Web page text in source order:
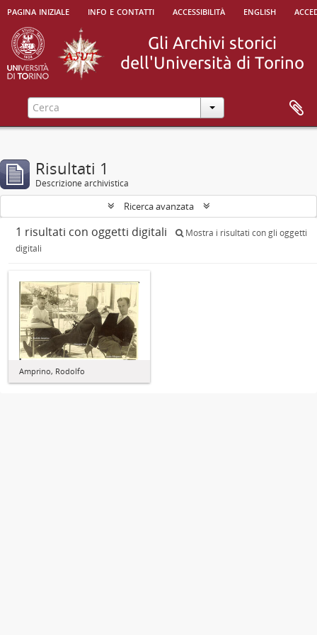
pagina iniziale info e contatti accessibilità english
Risultati 1
Descrizione archivistica
Ricerca avanzata
1 risultati con oggetti digitali
Mostra i risultati con gli oggetti
digitali
Amprino, Rodolfo